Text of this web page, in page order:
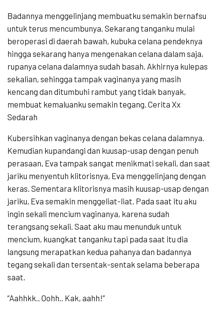
Badannya menggelinjang membuatku semakin bernafsu
untuk terus mencumbunya. Sekarang tanganku mulai
beroperasi di daerah bawah, kubuka celana pendeknya
hingga sekarang hanya mengenakan celana dalam saja,
rupanya celana dalamnya sudah basah. Akhirnya kulepas
sekalian, sehingga tampak vaginanya yang masih
kencang dan ditumbuhi rambut yang tidak banyak,
membuat kemaluanku semakin tegang. Cerita Xx
Sedarah
Kubersihkan vaginanya dengan bekas celana dalamnya.
Kemudian kupandangi dan kuusap-usap dengan penuh
perasaan, Eva tampak sangat menikmati sekali, dan saat
jariku menyentuh klitorisnya, Eva menggelinjang dengan
keras. Sementara klitorisnya masih kuusap-usap dengan
jariku, Eva semakin menggeliat-liat. Pada saat itu aku
ingin sekali mencium vaginanya, karena sudah
terangsang sekali. Saat aku mau menunduk untuk
mencium, kuangkat tanganku tapi pada saat itu dia
langsung merapatkan kedua pahanya dan badannya
tegang sekali dan tersentak-sentak selama beberapa
saat.
“Aahhkk.. Oohh.. Kak, aahh!”